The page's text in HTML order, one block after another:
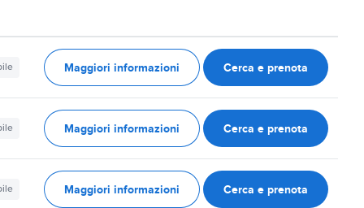
Maggiori informazioni Cerca e prenota
Maggiori informazioni Cerca e prenota
Maggiori informazioni Cerca e prenota